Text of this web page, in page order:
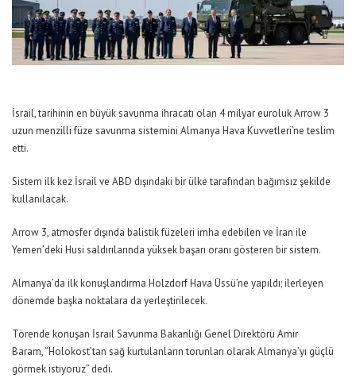
İsrail, tarihinin en büyük savunma ihracatı olan 4 milyar euroluk Arrow 3
uzun menzilli füze savunma sistemini Almanya Hava Kuvvetleri’ne teslim
etti.
Sistem ilk kez İsrail ve ABD dışındaki bir ülke tarafından bağımsız şekilde
kullanılacak.
Arrow 3, atmosfer dışında balistik füzeleri imha edebilen ve İran ile
Yemen’deki Husi saldırılarında yüksek başarı oranı gösteren bir sistem.
Almanya’da ilk konuşlandırma Holzdorf Hava Üssü’ne yapıldı; ilerleyen
dönemde başka noktalara da yerleştirilecek.
Törende konuşan İsrail Savunma Bakanlığı Genel Direktörü Amir
Baram,“Holokost’tan sağ kurtulanların torunları olarak Almanya’yı güçlü
görmek istiyoruz” dedi.